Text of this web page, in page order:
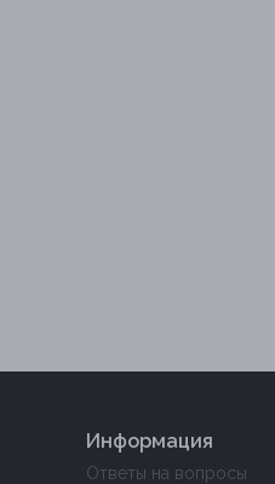
Информация
Ответы на вопросы